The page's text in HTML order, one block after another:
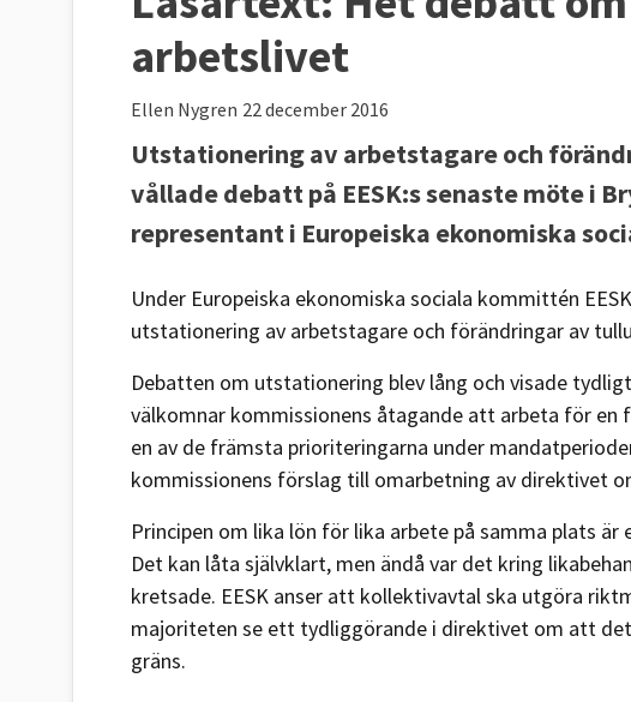
arbetslivet
Ellen Nygren 22 december 2016
Utstationering av arbetstagare och
vållade debatt på EESK:s senaste möte i
representant i Europeiska ekonomiska
Under Europeiska ekonomiska sociala kommittén
utstationering av arbetstagare och förändringar av
Debatten om utstationering blev lång och visade
välkomnar kommissionens åtagande att arbeta för en
en av de främsta prioriteringarna under
kommissionens förslag till omarbetning av direktivet
Principen om lika lön för lika arbete på samma plats
Det kan låta självklart, men ändå var det kring
kretsade. EESK anser att kollektivavtal ska utgöra
majoriteten se ett tydliggörande i direktivet om att
gräns.